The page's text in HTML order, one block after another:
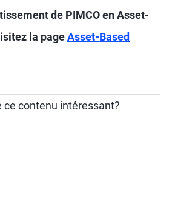
de PIMCO en Asset-
la pageAsset-Based
ce contenu intéressant?